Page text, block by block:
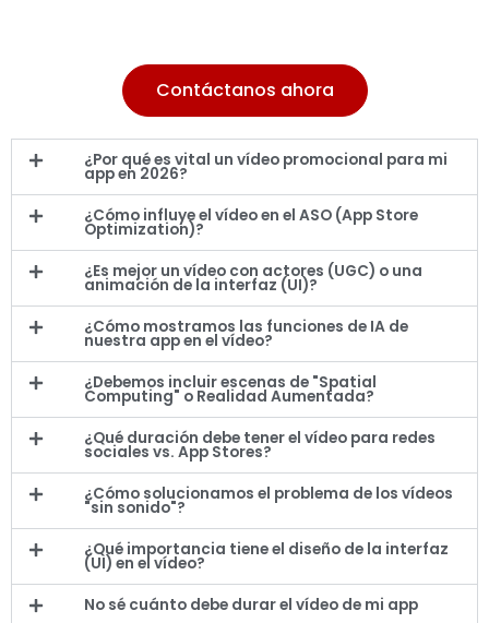
Contáctanos ahora
¿Por qué es vital un vídeo promocional para mi
app en 2026?
¿Cómo influye el vídeo en el ASO (App Store
Optimization)?
¿Es mejor un vídeo con actores (UGC) o una
animación de la interfaz (UI)?
¿Cómo mostramos las funciones de IA de
nuestra app en el vídeo?
¿Debemos incluir escenas de "Spatial
Computing" o Realidad Aumentada?
¿Qué duración debe tener el vídeo para redes
sociales vs. App Stores?
¿Cómo solucionamos el problema de los vídeos
"sin sonido"?
¿Qué importancia tiene el diseño de la interfaz
(UI) en el vídeo?
No sé cuánto debe durar el vídeo de mi app